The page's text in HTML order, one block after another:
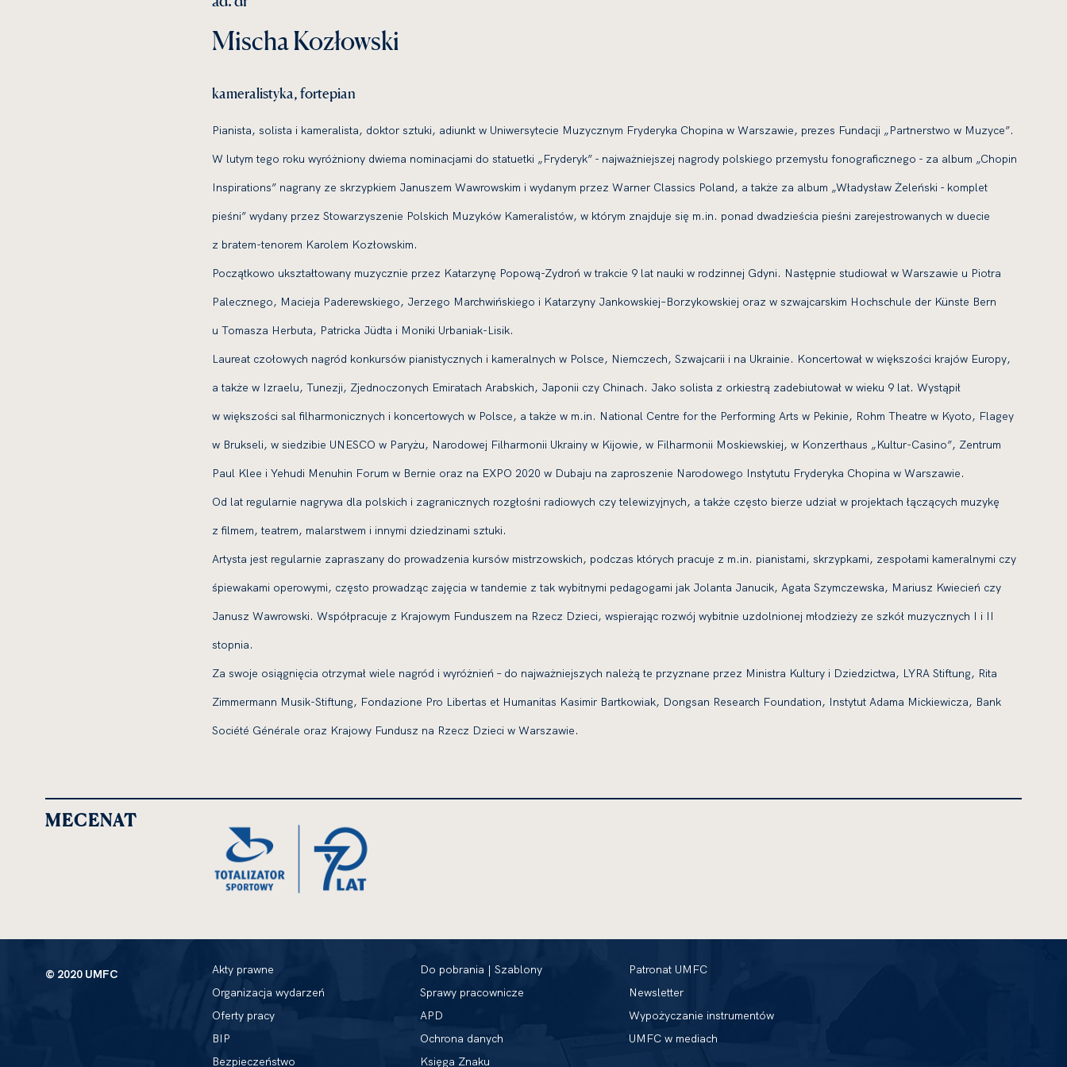
Mischa Kozłowski
kameralistyka, fortepian
Pianista, solista i kameralista, doktor sztuki, adiunkt w Uniwersytecie Muzycznym Fryderyka Chopina w Warszawie, prezes Fundacji „Partnerstwo w Muzyce”.
W lutym tego roku wyróżniony dwiema nominacjami do statuetki „Fryderyk” - najważniejszej nagrody polskiego przemysłu fonograficznego - za album „Chopin
Inspirations” nagrany ze skrzypkiem Januszem Wawrowskim i wydanym przez Warner Classics Poland, a także za album „Władysław Żeleński - komplet
pieśni” wydany przez Stowarzyszenie Polskich Muzyków Kameralistów, w którym znajduje się m.in. ponad dwadzieścia pieśni zarejestrowanych w duecie
z bratem-tenorem Karolem Kozłowskim.
Początkowo ukształtowany muzycznie przez Katarzynę Popową-Zydroń w trakcie 9 lat nauki w rodzinnej Gdyni. Następnie studiował w Warszawie u Piotra
Palecznego, Macieja Paderewskiego, Jerzego Marchwińskiego i Katarzyny Jankowskiej–Borzykowskiej oraz w szwajcarskim Hochschule der Künste Bern
u Tomasza Herbuta, Patricka Jüdta i Moniki Urbaniak-Lisik.
Laureat czołowych nagród konkursów pianistycznych i kameralnych w Polsce, Niemczech, Szwajcarii i na Ukrainie. Koncertował w większości krajów Europy,
a także w Izraelu, Tunezji, Zjednoczonych Emiratach Arabskich, Japonii czy Chinach. Jako solista z orkiestrą zadebiutował w wieku 9 lat. Wystąpił
w większości sal filharmonicznych i koncertowych w Polsce, a także w m.in. National Centre for the Performing Arts w Pekinie, Rohm Theatre w Kyoto, Flagey
w Brukseli, w siedzibie UNESCO w Paryżu, Narodowej Filharmonii Ukrainy w Kijowie, w Filharmonii Moskiewskiej, w Konzerthaus „Kultur-Casino”, Zentrum
Paul Klee i Yehudi Menuhin Forum w Bernie oraz na EXPO 2020 w Dubaju na zaproszenie Narodowego Instytutu Fryderyka Chopina w Warszawie.
Od lat regularnie nagrywa dla polskich i zagranicznych rozgłośni radiowych czy telewizyjnych, a także często bierze udział w projektach łączących muzykę
z filmem, teatrem, malarstwem i innymi dziedzinami sztuki.
Artysta jest regularnie zapraszany do prowadzenia kursów mistrzowskich, podczas których pracuje z m.in. pianistami, skrzypkami, zespołami kameralnymi czy
śpiewakami operowymi, często prowadząc zajęcia w tandemie z tak wybitnymi pedagogami jak Jolanta Janucik, Agata Szymczewska, Mariusz Kwiecień czy
Janusz Wawrowski. Współpracuje z Krajowym Funduszem na Rzecz Dzieci, wspierając rozwój wybitnie uzdolnionej młodzieży ze szkół muzycznych I i II
stopnia.
Za swoje osiągnięcia otrzymał wiele nagród i wyróżnień – do najważniejszych należą te przyznane przez Ministra Kultury i Dziedzictwa, LYRA Stiftung, Rita
Zimmermann Musik-Stiftung, Fondazione Pro Libertas et Humanitas Kasimir Bartkowiak, Dongsan Research Foundation, Instytut Adama Mickiewicza, Bank
Société Générale oraz Krajowy Fundusz na Rzecz Dzieci w Warszawie.
MECENAT
© 2020 UMFC
Akty prawne
Organizacja wydarzeń
Oferty pracy
BIP
Bezpieczeństwo
Do pobrania | Szablony
Sprawy pracownicze
APD
Ochrona danych
Księga Znaku
Patronat UMFC
Newsletter
Wypożyczanie instrumentów
UMFC w mediach